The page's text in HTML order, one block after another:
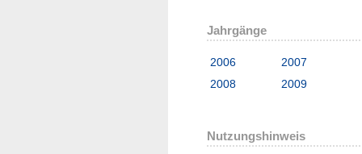
Jahrgänge
2006
2007
2008
2009
Nutzungshinweis